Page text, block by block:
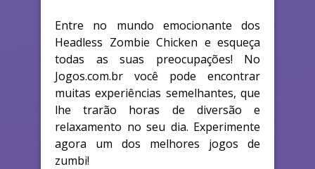
Entre no mundo emocionante dos
Headless Zombie Chicken e esqueça
todas as suas preocupações! No
Jogos.com.br você pode encontrar
muitas experiências semelhantes, que
lhe trarão horas de diversão e
relaxamento no seu dia. Experimente
agora um dos melhores jogos de
zumbi!